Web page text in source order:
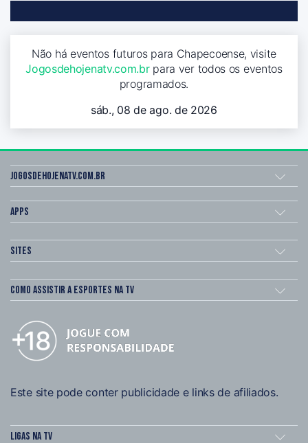
Não há eventos futuros para Chapecoense, visite
Jogosdehojenatv.com.brpara ver todos os eventos
programados.
sáb., 08 de ago. de 2026
Jogosdehojenatv.com.br
Apps
Sites
Como assistir a esportes na TV
Este site pode conter publicidade e links de afiliados.
Ligas na TV